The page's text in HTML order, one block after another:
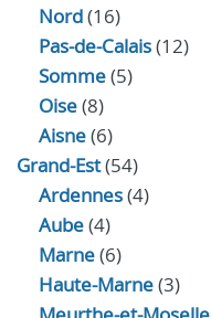
Nord(16)
Pas-de-Calais(12)
Somme(5)
Oise(8)
Aisne(6)
Grand-Est(54)
Ardennes(4)
Aube(4)
Marne(6)
Haute-Marne(3)